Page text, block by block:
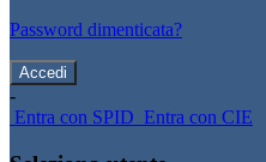
Password dimenticata?
-
Entra con SPID Entra con CIE